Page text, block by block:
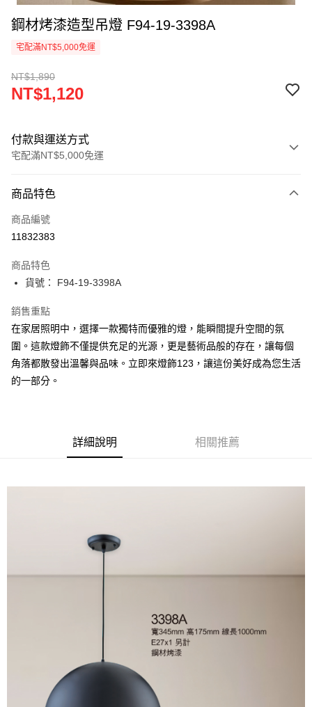
鋼材烤漆造型吊燈 F94-19-3398A
宅配滿NT$5,000免運
NT$1,890
NT$1,120
付款與運送方式
宅配滿NT$5,000免運
信用卡一次付款
LINE Pay
街口支付
悠遊付
Google Pay
全盈+PAY
AFTEE先享後付
２．訂單成立數日內，您將收到繳費通知簡訊。
３．收到繳費通知簡訊後14天內，點擊此簡訊中的連結，可透過四大超商／
※ 請注意：結帳手續完成當下不需立刻繳費，但若您需要取消訂單，請聯絡
※ 交易是否成功請以「AFTEE先享後付 」之結帳頁面顯示為準，若有關於
是否繳費成功／繳費後需取消欲退款等相關疑問，請聯繫「AFTEE先享後付
https://netprotections.freshdesk.com/support/home
１．透過由恩沛科技股份有限公司提供之「AFTEE先享後付」服務完成之交
易，需依本服務之必要範圍內提供個人資料，並將交易相關給付款項請求債
權轉讓予恩沛科技股份有限公司。
商品特色
商品編號
11832383
商品特色
貨號： F94-19-3398A
銷售重點
在家居照明中，選擇一款獨特而優雅的燈，能瞬間提升空間的氛
圍。這款燈飾不僅提供充足的光源，更是藝術品般的存在，讓每個
角落都散發出溫馨與品味。立即來燈飾123，讓這份美好成為您生活
的一部分。
詳細說明 相關推薦